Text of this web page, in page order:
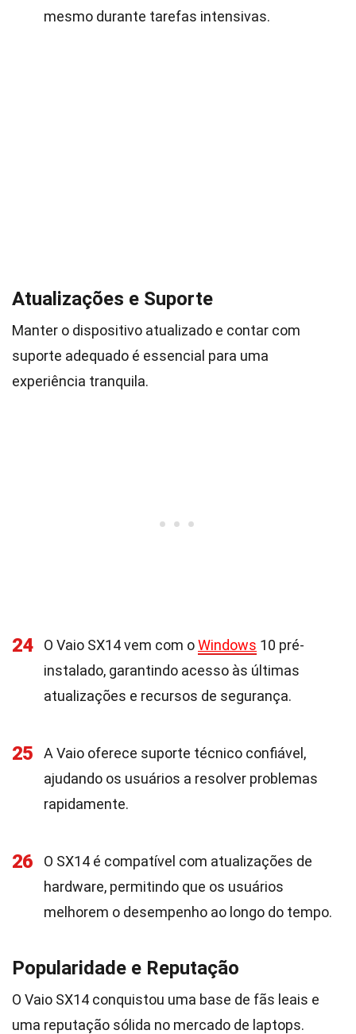
mesmo durante tarefas intensivas.
Atualizações e Suporte
Manter o dispositivo atualizado e contar com
suporte adequado é essencial para uma
experiência tranquila.
24 O Vaio SX14 vem com oWindows 10 pré-
instalado, garantindo acesso às últimas
atualizações e recursos de segurança.
25
A Vaio oferece suporte técnico confiável,
ajudando os usuários a resolver problemas
rapidamente.
26
O SX14 é compatível com atualizações de
hardware, permitindo que os usuários
melhorem o desempenho ao longo do tempo.
Popularidade e Reputação
O Vaio SX14 conquistou uma base de fãs leais e
uma reputação sólida no mercado de laptops.